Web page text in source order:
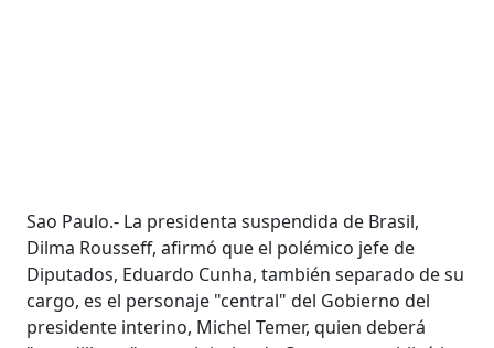
Sao Paulo.- La presidenta suspendida de Brasil,
Dilma Rousseff, afirmó que el polémico jefe de
Diputados, Eduardo Cunha, también separado de su
cargo, es el personaje "central" del Gobierno del
presidente interino, Michel Temer, quien deberá